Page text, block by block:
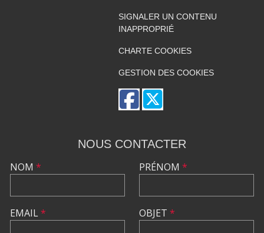
SIGNALER UN CONTENU
INAPPROPRIÉ
CHARTE COOKIES
GESTION DES COOKIES
NOUS CONTACTER
NOM *
EMAIL*
PRÉNOM *
OBJET *